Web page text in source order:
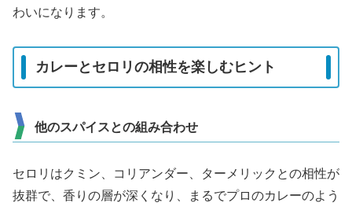
わいになります。
カレーとセロリの相性を楽しむヒント
他のスパイスとの組み合わせ
セロリはクミン、コリアンダー、ターメリックとの相性が
抜群で、香りの層が深くなり、まるでプロのカレーのよう